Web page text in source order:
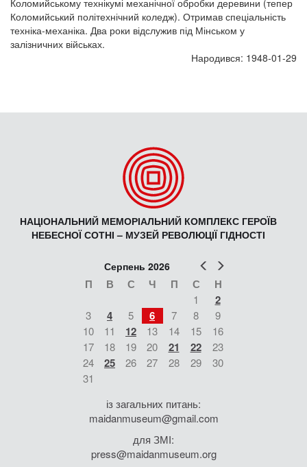
Коломийському технікумі механічної обробки деревини (тепер
Коломийський політехнічний коледж). Отримав спеціальність
техніка-механіка. Два роки відслужив під Мінськом у
залізничних військах.
Народився: 1948-01-29
НАЦІОНАЛЬНИЙ МЕМОРІАЛЬНИЙ КОМПЛЕКС ГЕРОЇВ
НЕБЕСНОЇ СОТНІ – МУЗЕЙ РЕВОЛЮЦІЇ ГІДНОСТІ
Попер
Серпень 2026
П В С Ч П С Н
1 2
3 4 5 6 7 8
9
10
11 12 13 14 15
16
17
18 19 20 21 22
23
24
25 26 27 28 29
30
31
із загальних питань:
maidanmuseum@gmail.com
для ЗМІ:
press@maidanmuseum.org